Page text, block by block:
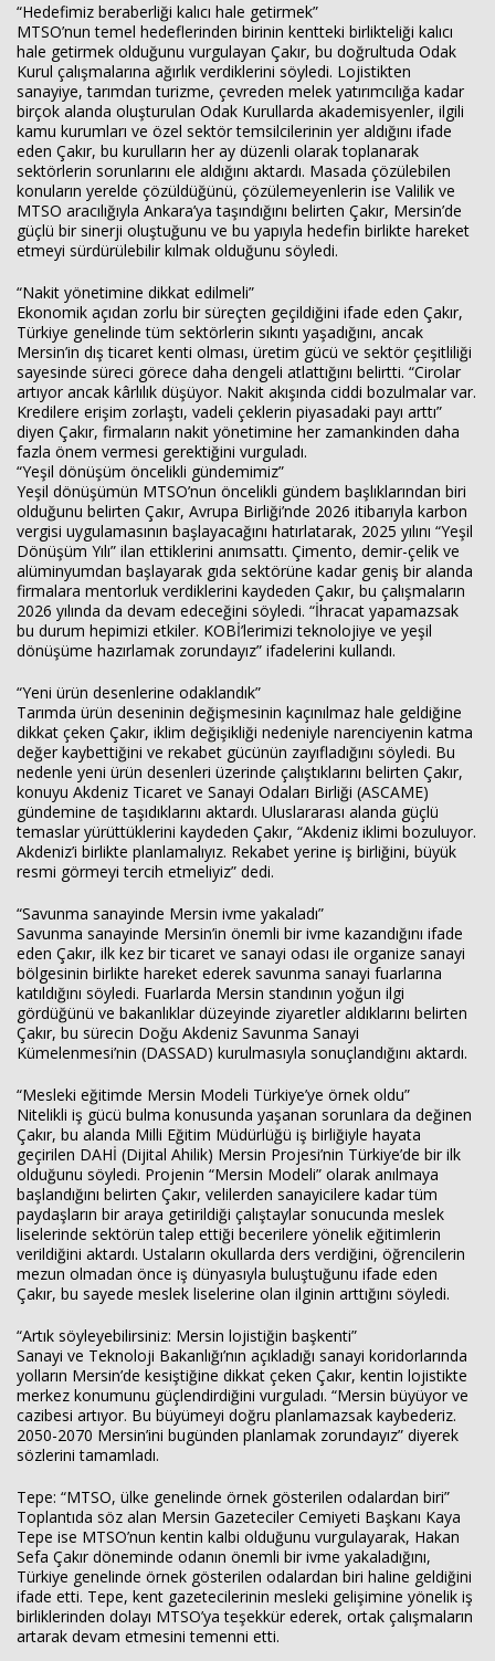
“Hedefimiz beraberliği kalıcı hale getirmek”
MTSO’nun temel hedeflerinden birinin kentteki birlikteliği kalıcı
hale getirmek olduğunu vurgulayan Çakır, bu doğrultuda Odak
Kurul çalışmalarına ağırlık verdiklerini söyledi. Lojistikten
sanayiye, tarımdan turizme, çevreden melek yatırımcılığa kadar
birçok alanda oluşturulan Odak Kurullarda akademisyenler, ilgili
kamu kurumları ve özel sektör temsilcilerinin yer aldığını ifade
eden Çakır, bu kurulların her ay düzenli olarak toplanarak
sektörlerin sorunlarını ele aldığını aktardı. Masada çözülebilen
konuların yerelde çözüldüğünü, çözülemeyenlerin ise Valilik ve
MTSO aracılığıyla Ankara’ya taşındığını belirten Çakır, Mersin’de
güçlü bir sinerji oluştuğunu ve bu yapıyla hedefin birlikte hareket
etmeyi sürdürülebilir kılmak olduğunu söyledi.
“Nakit yönetimine dikkat edilmeli”
Ekonomik açıdan zorlu bir süreçten geçildiğini ifade eden Çakır,
Türkiye genelinde tüm sektörlerin sıkıntı yaşadığını, ancak
Mersin’in dış ticaret kenti olması, üretim gücü ve sektör çeşitliliği
sayesinde süreci görece daha dengeli atlattığını belirtti. “Cirolar
artıyor ancak kârlılık düşüyor. Nakit akışında ciddi bozulmalar var.
Kredilere erişim zorlaştı, vadeli çeklerin piyasadaki payı arttı”
diyen Çakır, firmaların nakit yönetimine her zamankinden daha
fazla önem vermesi gerektiğini vurguladı.
“Yeşil dönüşüm öncelikli gündemimiz”
Yeşil dönüşümün MTSO’nun öncelikli gündem başlıklarından biri
olduğunu belirten Çakır, Avrupa Birliği’nde 2026 itibarıyla karbon
vergisi uygulamasının başlayacağını hatırlatarak, 2025 yılını “Yeşil
Dönüşüm Yılı” ilan ettiklerini anımsattı. Çimento, demir-çelik ve
alüminyumdan başlayarak gıda sektörüne kadar geniş bir alanda
firmalara mentorluk verdiklerini kaydeden Çakır, bu çalışmaların
2026 yılında da devam edeceğini söyledi. “İhracat yapamazsak
bu durum hepimizi etkiler. KOBİ’lerimizi teknolojiye ve yeşil
dönüşüme hazırlamak zorundayız” ifadelerini kullandı.
“Yeni ürün desenlerine odaklandık”
Tarımda ürün deseninin değişmesinin kaçınılmaz hale geldiğine
dikkat çeken Çakır, iklim değişikliği nedeniyle narenciyenin katma
değer kaybettiğini ve rekabet gücünün zayıfladığını söyledi. Bu
nedenle yeni ürün desenleri üzerinde çalıştıklarını belirten Çakır,
konuyu Akdeniz Ticaret ve Sanayi Odaları Birliği (ASCAME)
gündemine de taşıdıklarını aktardı. Uluslararası alanda güçlü
temaslar yürüttüklerini kaydeden Çakır, “Akdeniz iklimi bozuluyor.
Akdeniz’i birlikte planlamalıyız. Rekabet yerine iş birliğini, büyük
resmi görmeyi tercih etmeliyiz” dedi.
“Savunma sanayinde Mersin ivme yakaladı”
Savunma sanayinde Mersin’in önemli bir ivme kazandığını ifade
eden Çakır, ilk kez bir ticaret ve sanayi odası ile organize sanayi
bölgesinin birlikte hareket ederek savunma sanayi fuarlarına
katıldığını söyledi. Fuarlarda Mersin standının yoğun ilgi
gördüğünü ve bakanlıklar düzeyinde ziyaretler aldıklarını belirten
Çakır, bu sürecin Doğu Akdeniz Savunma Sanayi
Kümelenmesi’nin (DASSAD) kurulmasıyla sonuçlandığını aktardı.
“Mesleki eğitimde Mersin Modeli Türkiye’ye örnek oldu”
Nitelikli iş gücü bulma konusunda yaşanan sorunlara da değinen
Çakır, bu alanda Milli Eğitim Müdürlüğü iş birliğiyle hayata
geçirilen DAHİ (Dijital Ahilik) Mersin Projesi’nin Türkiye’de bir ilk
olduğunu söyledi. Projenin “Mersin Modeli” olarak anılmaya
başlandığını belirten Çakır, velilerden sanayicilere kadar tüm
paydaşların bir araya getirildiği çalıştaylar sonucunda meslek
liselerinde sektörün talep ettiği becerilere yönelik eğitimlerin
verildiğini aktardı. Ustaların okullarda ders verdiğini, öğrencilerin
mezun olmadan önce iş dünyasıyla buluştuğunu ifade eden
Çakır, bu sayede meslek liselerine olan ilginin arttığını söyledi.
“Artık söyleyebilirsiniz: Mersin lojistiğin başkenti”
Sanayi ve Teknoloji Bakanlığı’nın açıkladığı sanayi koridorlarında
yolların Mersin’de kesiştiğine dikkat çeken Çakır, kentin lojistikte
merkez konumunu güçlendirdiğini vurguladı. “Mersin büyüyor ve
cazibesi artıyor. Bu büyümeyi doğru planlamazsak kaybederiz.
2050-2070 Mersin’ini bugünden planlamak zorundayız” diyerek
sözlerini tamamladı.
Tepe: “MTSO, ülke genelinde örnek gösterilen odalardan biri”
Toplantıda söz alan Mersin Gazeteciler Cemiyeti Başkanı Kaya
Tepe ise MTSO’nun kentin kalbi olduğunu vurgulayarak, Hakan
Sefa Çakır döneminde odanın önemli bir ivme yakaladığını,
Türkiye genelinde örnek gösterilen odalardan biri haline geldiğini
ifade etti. Tepe, kent gazetecilerinin mesleki gelişimine yönelik iş
birliklerinden dolayı MTSO’ya teşekkür ederek, ortak çalışmaların
artarak devam etmesini temenni etti.